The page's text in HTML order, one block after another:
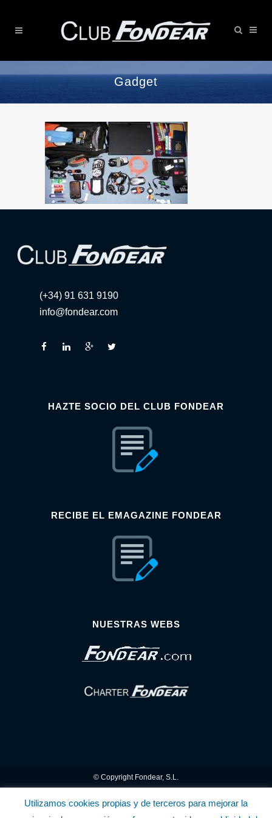
Gadget
(+34) 91 631 9190
info@fondear.com
HAZTE SOCIO DEL CLUB FONDEAR
RECIBE EL EMAGAZINE FONDEAR
NUESTRAS WEBS
© Copyright Fondear, S.L.
Aunque se consideran exactas, declinamos toda responsabilidad sobre la
Utilizamos cookies propias y de terceros para mejorar la